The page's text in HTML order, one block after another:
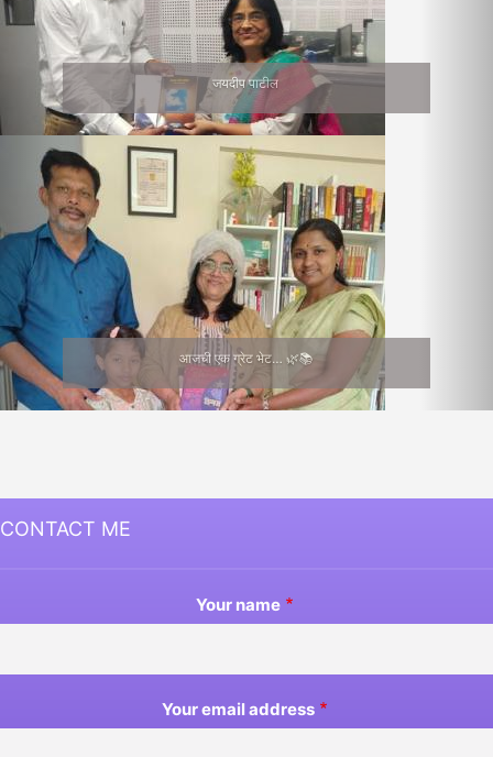
जयदीप पाटील
आजची एक ग्रेट भेट… 🌿📚
CONTACT ME
Your name
Your email address